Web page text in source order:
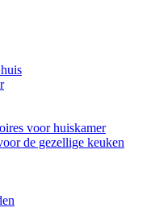
voor huiskamer
de gezellige keuken